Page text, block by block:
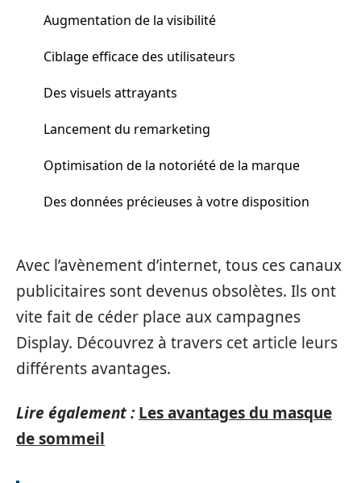
Augmentation de la visibilité
Ciblage efficace des utilisateurs
Des visuels attrayants
Lancement du remarketing
Optimisation de la notoriété de la marque
Des données précieuses à votre disposition
Avec l’avènement d’internet, tous ces canaux
publicitaires sont devenus obsolètes. Ils ont
vite fait de céder place aux campagnes
Display. Découvrez à travers cet article leurs
différents avantages.
Lire également : Les avantages du masque
de sommeil